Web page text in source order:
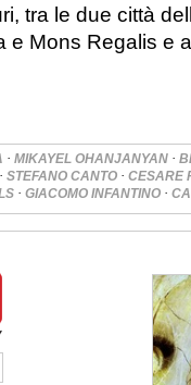
tra le due città
e Mons Regalis e
· MIKAYEL OHANJANYAN ·
· STEFANO CANTO · CESARE
· GIACOMO INFANTINO ·